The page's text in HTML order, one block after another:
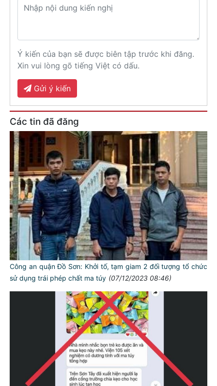
Ý kiến của bạn sẽ được biên tập trước khi đăng.
Xin vui lòng gõ tiếng Việt có dấu.
Gửi ý kiến
Các tin đã đăng
Công an quận Đồ Sơn: Khởi tố, tạm giam 2 đối tượng tổ chức
sử dụng trái phép chất ma túy (07/12/2023 08:46)